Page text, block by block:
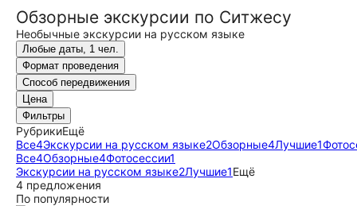
Обзорные экскурсии по Ситжесу
Необычные экскурсии на русском языке
Любые даты, 1 чел.
Формат проведения
Способ передвижения
Цена
Фильтры
РубрикиЕщё
Все4Экскурсии на русском языке2Обзорные4Лучшие1
Все4Обзорные4Фотосессии1
Экскурсии на русском языке2Лучшие1Ещё
4 предложения
По популярности